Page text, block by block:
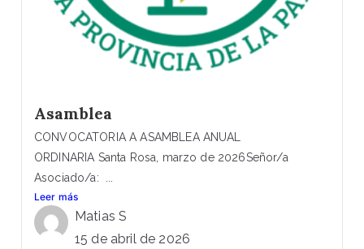
Asamblea
CONVOCATORIA A ASAMBLEA ANUAL
ORDINARIA Santa Rosa, marzo de 2026Señor/a
Asociado/a: ...
Leer más
Matias S
15 de abril de 2026